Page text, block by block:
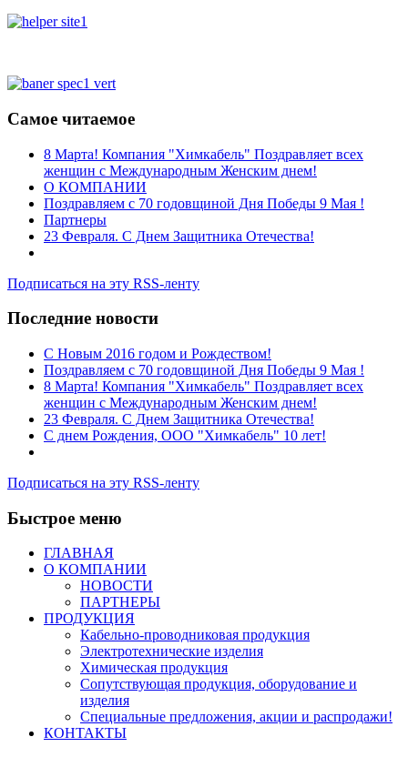
Самое читаемое
8 Марта! Компания "Химкабель" Поздравляет всех
женщин с Международным Женским днем!
О КОМПАНИИ
Поздравляем с 70 годовщиной Дня Победы 9 Мая !
Партнеры
23 Февраля. С Днем Защитника Отечества!
Подписаться на эту RSS-ленту
Последние новости
C Новым 2016 годом и Рождеством!
Поздравляем с 70 годовщиной Дня Победы 9 Мая !
8 Марта! Компания "Химкабель" Поздравляет всех
женщин с Международным Женским днем!
23 Февраля. С Днем Защитника Отечества!
С днем Рождения, ООО "Химкабель" 10 лет!
Подписаться на эту RSS-ленту
Быстрое меню
ГЛАВНАЯ
О КОМПАНИИ
НОВОСТИ
ПАРТНЕРЫ
ПРОДУКЦИЯ
Кабельно-проводниковая продукция
Электротехнические изделия
Химическая продукция
Сопутствующая продукция, оборудование и
изделия
Специальные предложения, акции и распродажи!
КОНТАКТЫ